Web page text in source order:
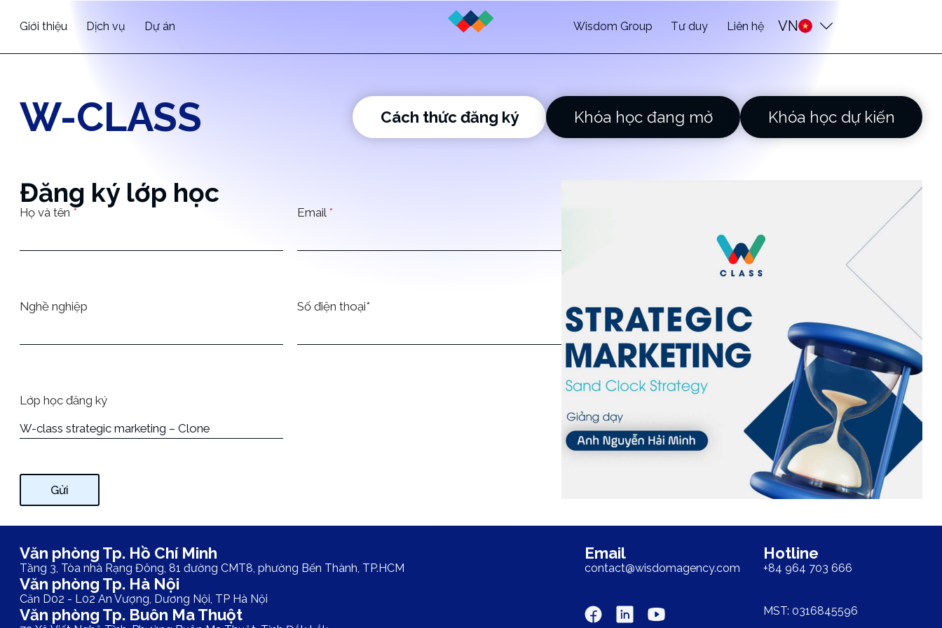
Giới thiệu Dịch vụ Dự án Wisdom Group Tư duy Liên hệ VN
W-CLASS Cách thức đăng ký Khóa học đang mở Khóa học dự kiến
Đăng ký lớp học
Họ và tên * Email *
Nghề nghiệp Số điện thoại*
Lớp học đăng ký
Gửi
Văn phòng Tp. Hồ Chí Minh
Tầng 3, Tòa nhà Rạng Đông, 81 đường CMT8, phường Bến Thành, TP.HCM
Văn phòng Tp. Hà Nội
Căn D02 - L02 An Vượng, Dương Nội, TP Hà Nội
Văn phòng Tp. Buôn Ma Thuột
Email
contact@wisdomagency.com
Hotline
+84 964 703 666
MST: 0316845596